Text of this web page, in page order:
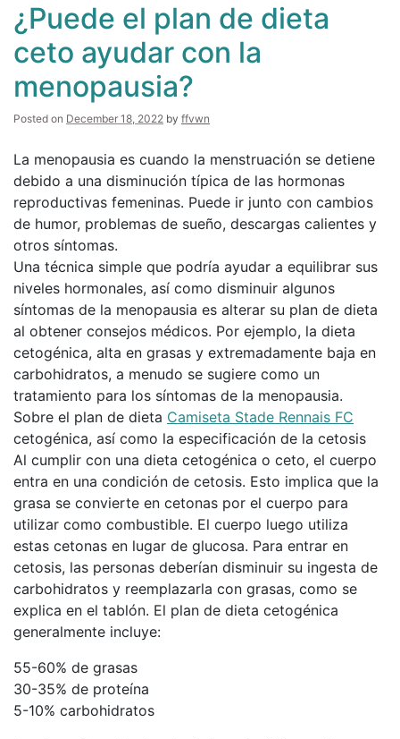
de
gama
es
una
cosa.
Aquí
personas
influyentes
que
nos
muestran
exactamente
cómo
hace
¿Puede el plan de dieta
ceto ayudar con la
menopausia?
Posted on December 18, 2022 by ffvwn
La menopausia es cuando la menstruación se detiene
debido a una disminución típica de las hormonas
reproductivas femeninas. Puede ir junto con cambios
de humor, problemas de sueño, descargas calientes y
otros síntomas.
Una técnica simple que podría ayudar a equilibrar sus
niveles hormonales, así como disminuir algunos
síntomas de la menopausia es alterar su plan de dieta
al obtener consejos médicos. Por ejemplo, la dieta
cetogénica, alta en grasas y extremadamente baja en
carbohidratos, a menudo se sugiere como un
tratamiento para los síntomas de la menopausia.
Sobre el plan de dieta Camiseta Stade Rennais FC
cetogénica, así como la especificación de la cetosis
Al cumplir con una dieta cetogénica o ceto, el cuerpo
entra en una condición de cetosis. Esto implica que la
grasa se convierte en cetonas por el cuerpo para
utilizar como combustible. El cuerpo luego utiliza
estas cetonas en lugar de glucosa. Para entrar en
cetosis, las personas deberían disminuir su ingesta de
carbohidratos y reemplazarla con grasas, como se
explica en el tablón. El plan de dieta cetogénica
generalmente incluye:
55-60% de grasas
30-35% de proteína
5-10% carbohidratos